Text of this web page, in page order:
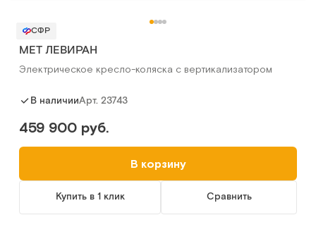
СФР
MET ЛЕВИРАН
Электрическое кресло-коляска с вертикализатором
В наличииАрт. 23743
459 900 руб.
В корзину
Купить в 1 клик Сравнить